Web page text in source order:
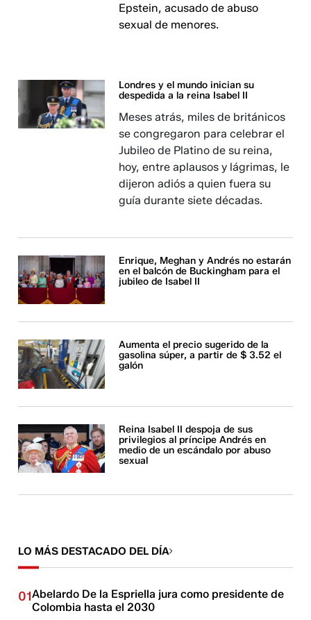
Epstein, acusado de abuso
sexual de menores.
Londres y el mundo inician su
despedida a la reina Isabel II
Meses atrás, miles de británicos
se congregaron para celebrar el
Jubileo de Platino de su reina,
hoy, entre aplausos y lágrimas, le
dijeron adiós a quien fuera su
guía durante siete décadas.
Enrique, Meghan y Andrés no estarán
en el balcón de Buckingham para el
jubileo de Isabel II
Aumenta el precio sugerido de la
gasolina súper, a partir de $ 3.52 el
galón
Reina Isabel II despoja de sus
privilegios al príncipe Andrés en
medio de un escándalo por abuso
sexual
LO MÁS DESTACADO DEL DÍA
01Abelardo De la Espriella jura como presidente de
Colombia hasta el 2030